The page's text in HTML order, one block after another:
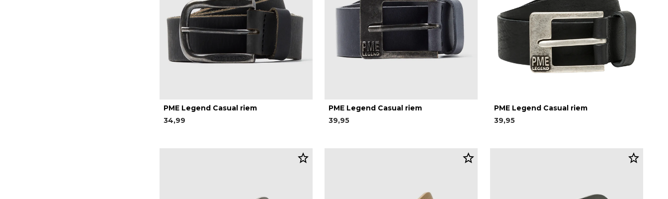
PME Legend Casual riem
34,99
PME Legend Casual riem
39,95
PME Legend Casual riem
39,95